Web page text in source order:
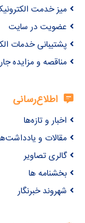
میز خدمت
عضویت در سایت
پشتیبانی خدمات
مناقصه و مزایده
اطلاع‌رسانی
اخبار و تازه‌ها
مقالات و
گالری تصاویر
بخشنامه ها
شهروند خبرنگار